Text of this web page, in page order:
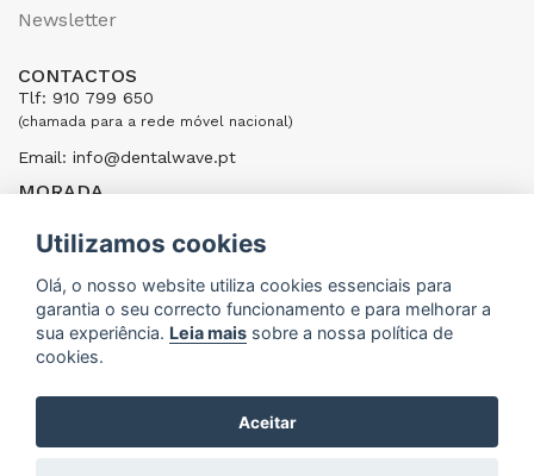
Newsletter
CONTACTOS
Tlf: 910 799 650
(chamada para a rede móvel nacional)
Email: info@dentalwave.pt
MORADA
Portugal
ENVIAR UMA MENSAGEM
DentalWave © 2015 - 2026
Utilizamos cookies
Olá, o nosso website utiliza cookies essenciais para
garantia o seu correcto funcionamento e para melhorar a
sua experiência. Leia mais sobre a nossa política de
cookies.
Aceitar